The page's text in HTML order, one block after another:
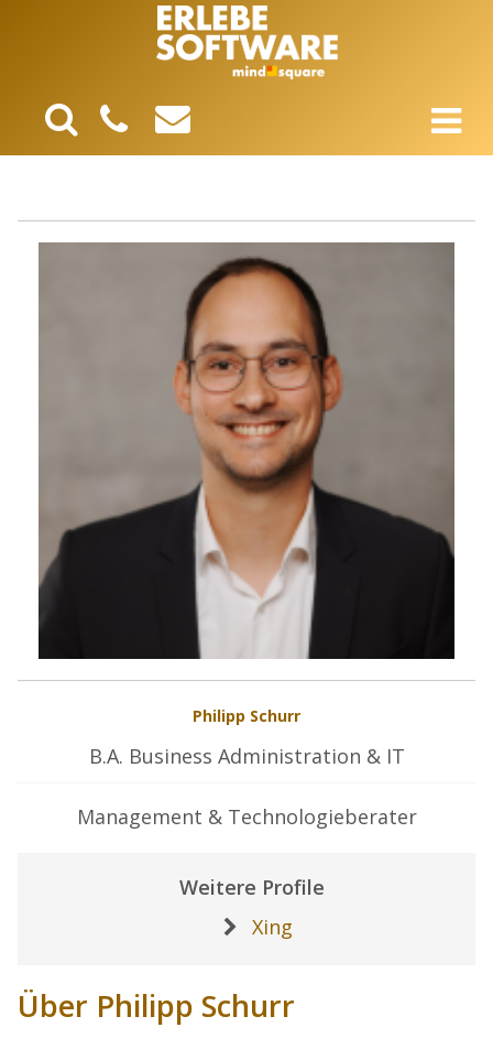
Philipp Schurr
B.A. Business Administration & IT
Management & Technologieberater
Weitere Profile
Xing
Über Philipp Schurr